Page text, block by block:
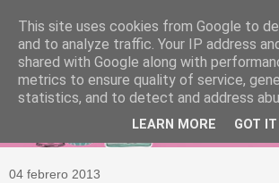
04 febrero 2013
This site uses cookies from Google to
and to analyze traffic. Your IP address
shared with Google along with
metrics to ensure quality of service,
statistics, and to detect and address
LEARN MORE GOT IT